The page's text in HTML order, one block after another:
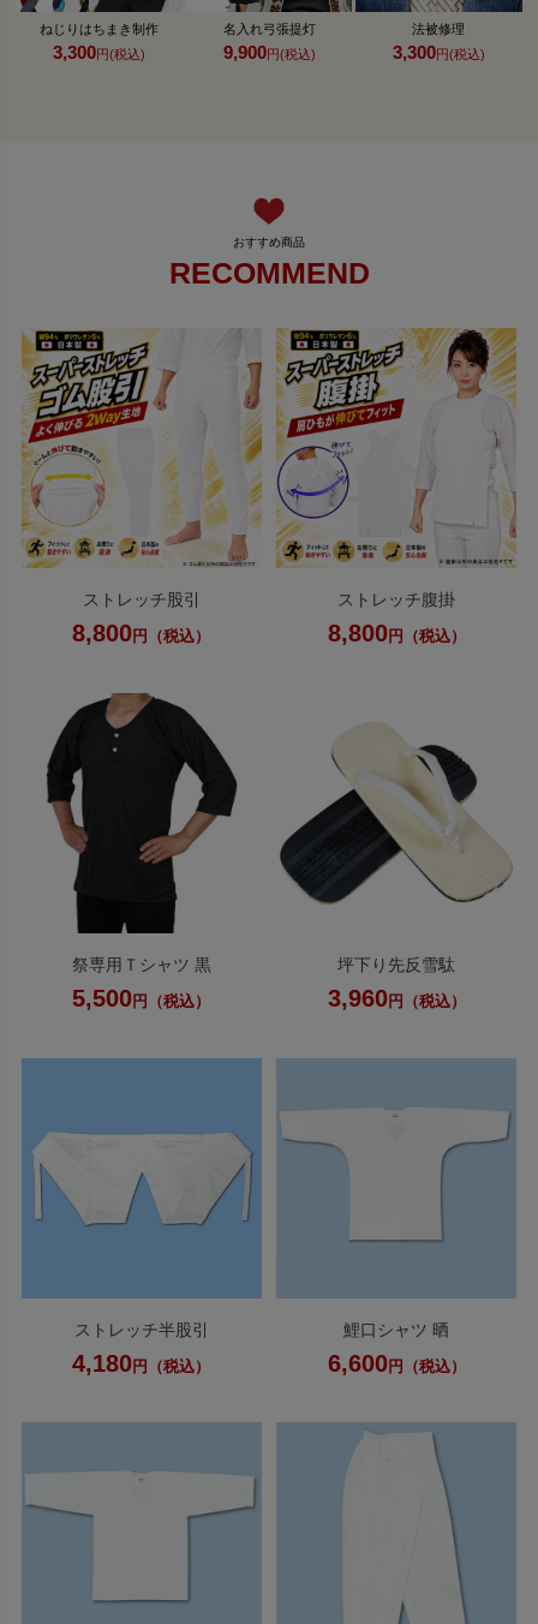
ねじりはちまき制作
3,300円(税込)
名入れ弓張提灯
9,900円(税込)
法被修理
3,300円(税込)
RECOMMEND
ストレッチ股引
8,800 円（税込）
ストレッチ腹掛
8,800円（税込）
祭専用Ｔシャツ 黒
5,500 円（税込）
坪下り先反雪駄
3,960円（税込）
ストレッチ半股引
4,180 円（税込）
鯉口シャツ 晒
6,600円（税込）